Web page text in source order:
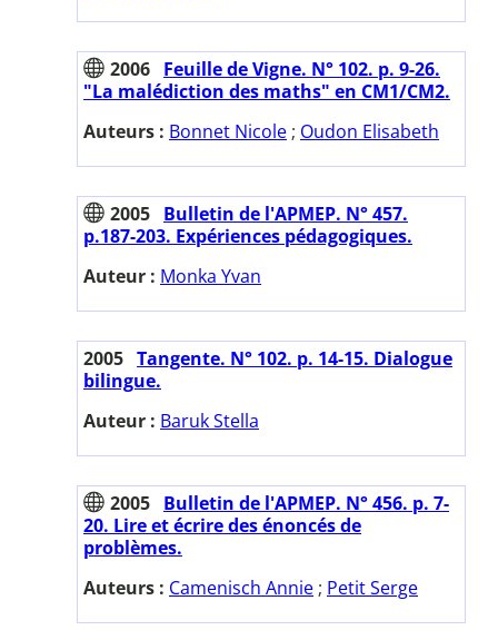
2006 Feuille de Vigne. N° 102. p. 9-26.
"La malédiction des maths" en CM1/CM2.
Auteurs : Bonnet Nicole ; Oudon Elisabeth
2005 Bulletin de l'APMEP. N° 457.
p.187-203. Expériences pédagogiques.
Auteur : Monka Yvan
2005 Tangente. N° 102. p. 14-15. Dialogue
bilingue.
Auteur : Baruk Stella
2005 Bulletin de l'APMEP. N° 456. p. 7-
20. Lire et écrire des énoncés de
problèmes.
Auteurs : Camenisch Annie ; Petit Serge